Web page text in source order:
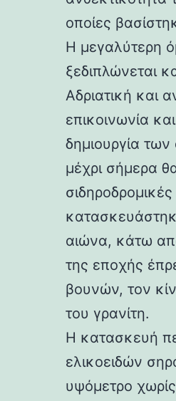
οποίες
Η μεγαλύτερη
ξεδιπλώνεται
Αδριατική και
επικοινωνία
δημιουργία
μέχρι σήμερα
αιώνα, κάτω
της εποχής
βουνών, τον
του γρανίτη.
Η κατασκευή
ελικοειδών
υψόμετρο χωρίς